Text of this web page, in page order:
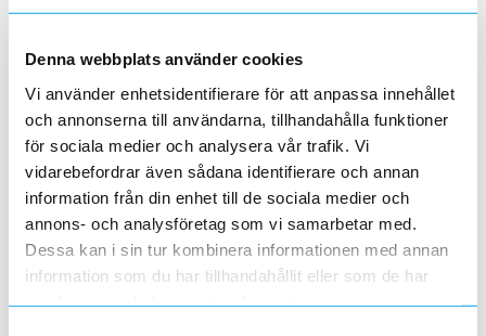
Denna webbplats använder cookies
Vi använder enhetsidentifierare för att anpassa innehållet
och annonserna till användarna, tillhandahålla funktioner
för sociala medier och analysera vår trafik. Vi
vidarebefordrar även sådana identifierare och annan
information från din enhet till de sociala medier och
annons- och analysföretag som vi samarbetar med.
Dessa kan i sin tur kombinera informationen med annan
information som du har tillhandahållit eller som de har
samlat in när du har använt deras tjänster.
ArtNr 0681334
Zink gjutgods. Invändigt gängad M8
genomgånde hål ø7m
ST Lägg i kundvagn
SKRUVPLUGG 985/M8 35/5,2
ArtNr
0681362
Varumärke
Med träskruv och gänga M8
ST Lägg i kundvagn
STÅNG VFZ 5400 15 5
ArtNr 0681327
Varumärke OBO BETTERMANN
Varmförzinkat stål.Rundad i båda ändar.